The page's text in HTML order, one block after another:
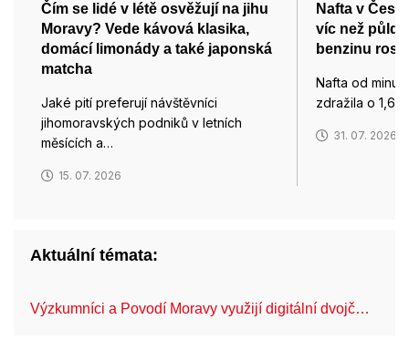
Čím se lidé v létě osvěžují na jihu
Moravy? Vede kávová klasika,
domácí limonády a také japonská
matcha
Jaké pití preferují návštěvníci
jihomoravských podniků v letních
měsících a…
15. 07. 2026
Nafta v
víc než
benzinu
Nafta od
zdražila o
31. 07. 2026
Aktuální témata:
Výzkumníci a Povodí Moravy využijí digitální dvojč…